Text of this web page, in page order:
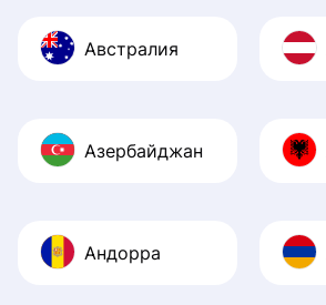
Австралия
Азербайджан
Андорра